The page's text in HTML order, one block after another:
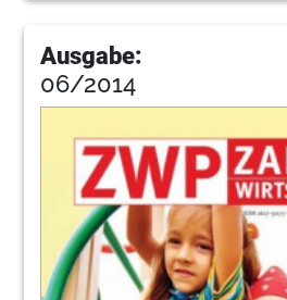
Ausgabe:
06/2014